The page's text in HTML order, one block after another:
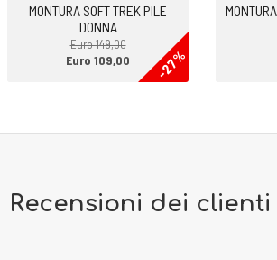
MONTURA SOFT TREK PILE
DONNA
Euro 149,00
-27%
Euro 109,00
Recensioni dei clienti